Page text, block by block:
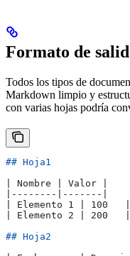
Formato de
Todos los tipos de
Markdown limpio y
con varias hojas podría
## Hoja1
| Nombre | Valor |
|--------|-------|
| Elemento 1 | 100   |
| Elemento 2 | 200   |
## Hoja2